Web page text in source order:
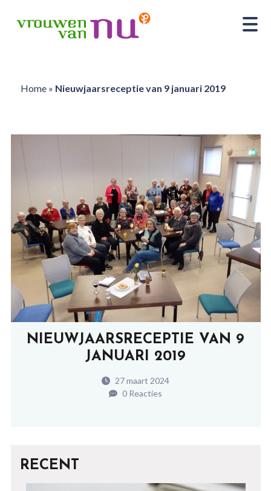
Home» Nieuwjaarsreceptie van 9 januari 2019
NIEUWJAARSRECEPTIE VAN 9
JANUARI 2019
27 maart 2024
0 Reacties
RECENT